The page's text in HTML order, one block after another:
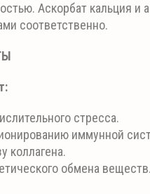
Аскорбат кальция
соответственно.
стресса.
иммунной
коллагена.
обмена веществ.